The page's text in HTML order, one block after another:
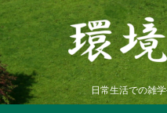
日常生活での雑